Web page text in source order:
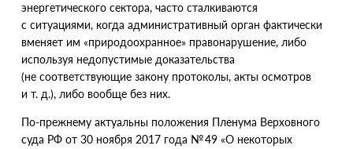
энергетического сектора, часто сталкиваются
с ситуациями, когда административный орган фактически
вменяет им «природоохранное» правонарушение, либо
используя недопустимые доказательства
(не соответствующие закону протоколы, акты осмотров
и т. д.), либо вообще без них.
По-прежнему актуальны положения Пленума Верховного
суда РФ от 30 ноября 2017 года № 49 «О некоторых